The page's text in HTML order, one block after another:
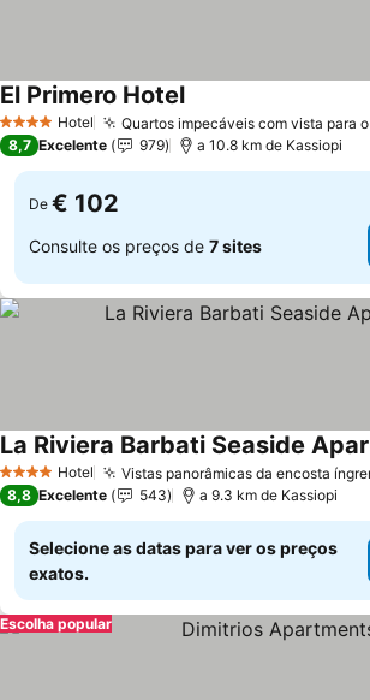
4 EstrelasHotel Quartos impecáveis com vista para
El Primero Hotel
8,7 Excelente 979 a 10.8 km de Kassiopi
De € 102
Consulte os preços de 7 sites
4 EstrelasHotel Vistas panorâmicas da encosta
La Riviera Barbati Seaside
8,8 Excelente 543 a 9.3 km de Kassiopi
Selecione as datas para ver os preços
exatos.
Escolha popular